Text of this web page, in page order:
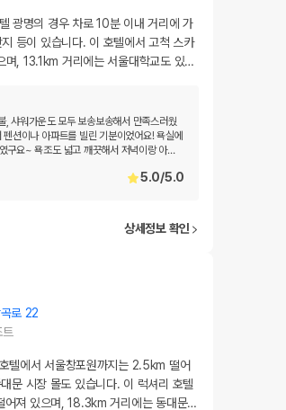
광명의 경우 차로 10분 이내 거리에 가
등이 있습니다. 이 호텔에서 고척 스카
, 13.1km 거리에는 서울대학교도 있…
, 샤워가운도 모두 보송보송해서 만족스러웠
션이나 아파트를 빌린 기분이었어요! 욕실에
구요~ 욕조도 넓고 깨끗해서 저녁이랑 아…
5.0/5.0
상세정보 확인
로 22
텔에서 서울창포원까지는 2.5km 떨어
문 시장 몰도 있습니다. 이 럭셔리 호텔
어져 있으며, 18.3km 거리에는 동대문…